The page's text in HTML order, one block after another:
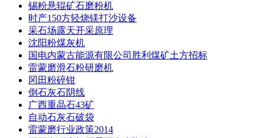
锡粉悬辊矿石磨粉机
时产150方轻烧镁打沙设备
采石场露天开采原理
沈阳粉煤灰机
国电内蒙古能源有限公司胜利煤矿土方招标
雷蒙磨滑石粉研磨机
冈田粉碎钳
倒石灰石阴线
广西重晶石43矿
自动石灰石破袋
雷蒙磨行业政策2014